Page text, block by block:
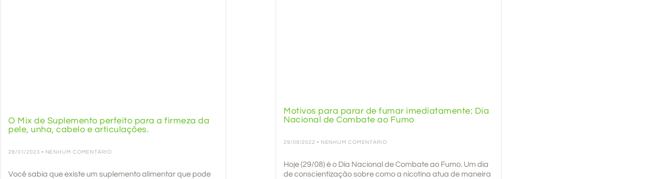
O Mix de Suplemento perfeito para a firmeza da
pele, unha, cabelo e articulações.
28/01/2023 NENHUM COMENTÁRIO
Você sabia que existe um suplemento alimentar que pode
Motivos para parar de fumar imediatamente: Dia
Nacional de Combate ao Fumo
29/08/2022 NENHUM COMENTÁRIO
Hoje (29/08) é o Dia Nacional de Combate ao Fumo. Um dia
de conscientização sobre como a nicotina atua de maneira